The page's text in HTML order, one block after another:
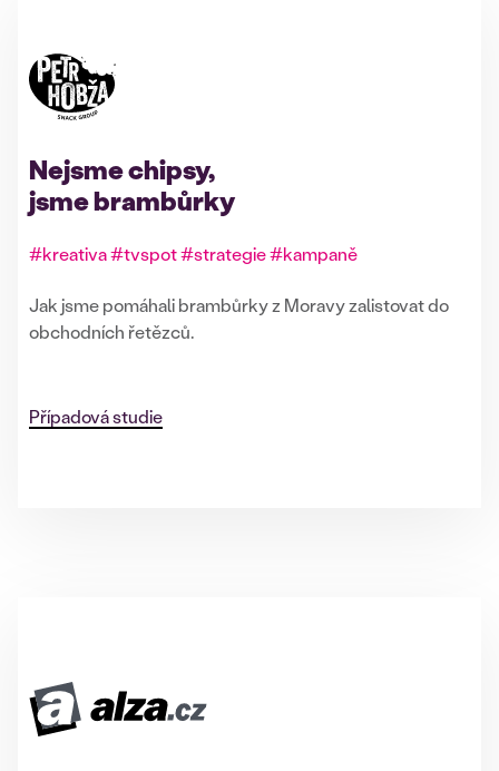
Nejsme chipsy,
jsme brambůrky
#kreativa #tvspot #strategie #kampaně
Jak jsme pomáhali brambůrky z Moravy zalistovat do
obchodních řetězců.
Případová studie